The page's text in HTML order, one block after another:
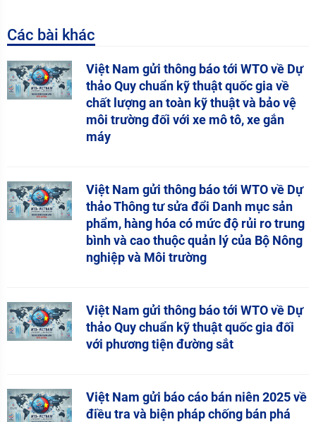
Các bài khác
Việt Nam gửi thông báo tới WTO về Dự
thảo Quy chuẩn kỹ thuật quốc gia về
chất lượng an toàn kỹ thuật và bảo vệ
môi trường đối với xe mô tô, xe gắn
máy
Việt Nam gửi thông báo tới WTO về Dự
thảo Thông tư sửa đổi Danh mục sản
phẩm, hàng hóa có mức độ rủi ro trung
bình và cao thuộc quản lý của Bộ Nông
nghiệp và Môi trường
Việt Nam gửi thông báo tới WTO về Dự
thảo Quy chuẩn kỹ thuật quốc gia đối
với phương tiện đường sắt
Việt Nam gửi báo cáo bán niên 2025 về
điều tra và biện pháp chống bán phá